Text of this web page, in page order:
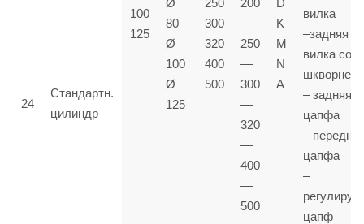
100
125
80
Ø
100
Ø
125
300
320
400
500
—
250
—
300
—
320
—
400
—
500
K
M
N
A
вилка
–задняя
вилка со
шкворнем
– задняя
цапфа
–
цапфа
–
цапф
24
Стандартн.
цилиндр